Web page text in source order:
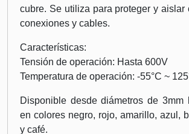
cubre. Se utiliza para proteger y aislar
conexiones y cables.
Características:
Tensión de operación: Hasta 600V
Temperatura de operación: -55°C ~
Disponible desde diámetros de 3mm
en colores negro, rojo, amarillo, azul,
y café.